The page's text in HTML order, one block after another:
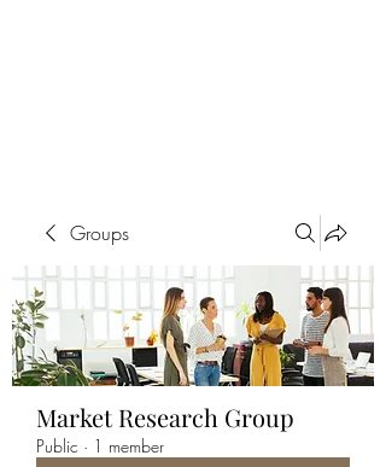
Groups
Market Research Group
Public · 1 member